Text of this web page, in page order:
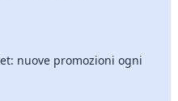
nuove promozioni ogni